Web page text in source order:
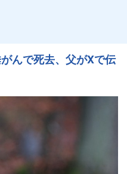
んで死去、父がXで伝